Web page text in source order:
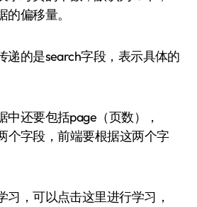
偏移量。
递的是search字段，表示具体的
中还要包括page（页数），
个字段，前端要根据这两个字
习，可以点击这里进行学习，